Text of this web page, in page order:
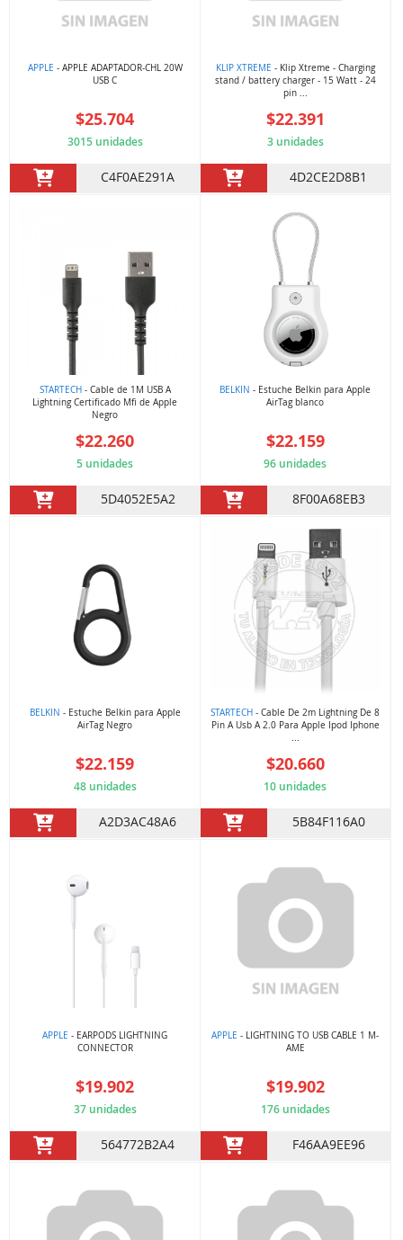
APPLE - APPLE ADAPTADOR-CHL 20W
USB C
$25.704
3015 unidades
C4F0AE291A
KLIP XTREME - Klip Xtreme - Charging
stand / battery charger - 15 Watt - 24
pin ...
$22.391
3 unidades
4D2CE2D8B1
STARTECH - Cable de 1M USB A
Lightning Certificado Mfi de Apple
Negro
$22.260
5 unidades
5D4052E5A2
BELKIN - Estuche Belkin para Apple
AirTag blanco
$22.159
96 unidades
8F00A68EB3
BELKIN - Estuche Belkin para Apple
AirTag Negro
$22.159
48 unidades
A2D3AC48A6
STARTECH - Cable De 2m Lightning De 8
Pin A Usb A 2.0 Para Apple Ipod Iphone
...
$20.660
10 unidades
5B84F116A0
APPLE - EARPODS LIGHTNING
CONNECTOR
$19.902
37 unidades
564772B2A4
APPLE - LIGHTNING TO USB CABLE 1 M-
AME
$19.902
176 unidades
F46AA9EE96